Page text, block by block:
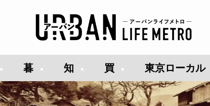
暮 知 買 東京ローカル